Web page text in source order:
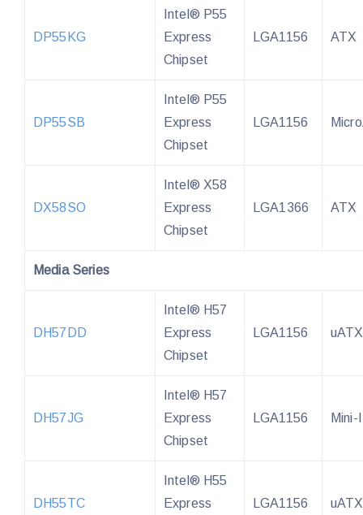
DP55KG
Intel® P55
Express
Chipset
LGA1156 ATX
DP55SB
Intel® P55
Express
Chipset
LGA1156
DX58SO
Intel® X58
Express
Chipset
LGA1366 ATX
Media Series
DH57DD
Intel® H57
Express
Chipset
LGA1156 uATX
DH57JG
Intel® H57
Express
Chipset
LGA1156 Mini-
DH55TC
Intel® H55
Express
LGA1156 uATX